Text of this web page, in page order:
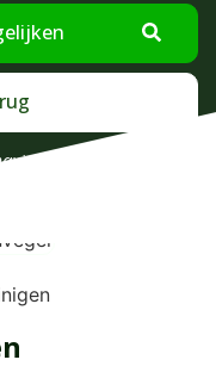
4 bedrijven die